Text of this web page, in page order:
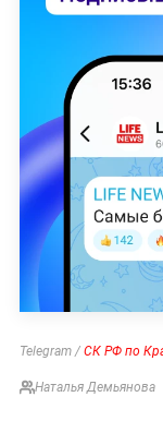
Telegram / СК РФ по
Наталья Демьянова